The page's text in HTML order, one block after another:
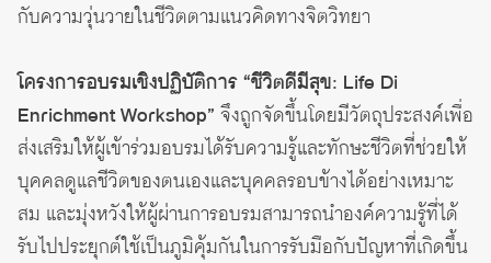
กับความวุ่นวายในชีวิตตามแนวคิดทางจิตวิทยา
โครงการอบรมเชิงปฏิบัติการ “ชีวิตดีมีสุข: Life Di
Enrichment Workshop” จึงถูกจัดขึ้นโดยมีวัตถุประสงค์เพื่อ
ส่งเสริมให้ผู้เข้าร่วมอบรมได้รับความรู้และทักษะชีวิตที่ช่วยให้
บุคคลดูแลชีวิตของตนเองและบุคคลรอบข้างได้อย่างเหมาะ
สม และมุ่งหวังให้ผู้ผ่านการอบรมสามารถนำองค์ความรู้ที่ได้
รับไปประยุกต์ใช้เป็นภูมิคุ้มกันในการรับมือกับปัญหาที่เกิดขึ้น